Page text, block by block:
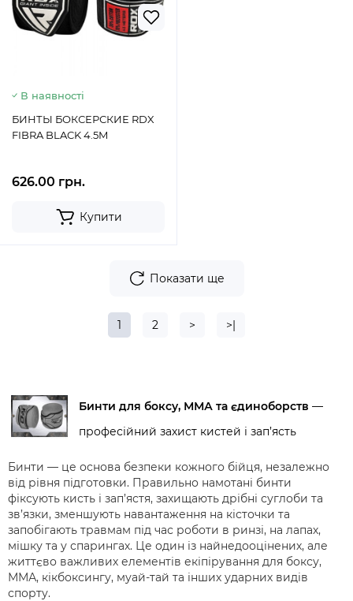
В наявності
БИНТЫ БОКСЕРСКИЕ RDX
FIBRA BLACK 4.5M
626.00 грн.
Купити
Показати ще
1 2 > >|
Бинти для боксу, ММА та єдиноборств —
професійний захист кистей і зап’ясть
Бинти — це основа безпеки кожного бійця, незалежно
від рівня підготовки. Правильно намотані бинти
фіксують кисть і зап’ястя, захищають дрібні суглоби та
зв’язки, зменшують навантаження на кісточки та
запобігають травмам під час роботи в ринзі, на лапах,
мішку та у спарингах. Це один із найнедооцінених, але
життєво важливих елементів екіпірування для боксу,
ММА, кікбоксингу, муай-тай та інших ударних видів
спорту.